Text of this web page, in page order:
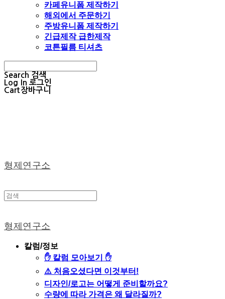
카페유니폼 제작하기
해외에서 주문하기
주방유니폼 제작하기
긴급제작 급한제작
코튼필름 티셔츠
Search 검색
Log In 로그인
Cart장바구니
형제연구소
형제연구소
칼럼/정보
✋ 칼럼 모아보기 ✋
⚠️ 처음오셨다면 이것부터!
디자인/로고는 어떻게 준비할까요?
수량에 따라 가격은 왜 달라질까?